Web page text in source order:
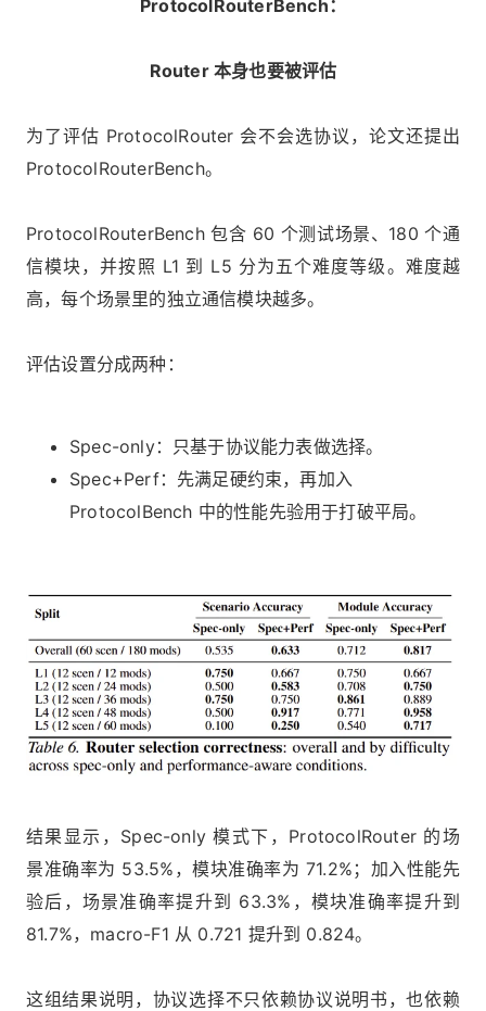
ProtocolRouterBench：
Router 本身也要被评估
为了评估 ProtocolRouter 会不会选协议，论文还提出
ProtocolRouterBench。
ProtocolRouterBench 包含 60 个测试场景、180 个通
信模块，并按照 L1 到 L5 分为五个难度等级。难度越
高，每个场景里的独立通信模块越多。
评估设置分成两种：
Spec-only：只基于协议能力表做选择。
Spec+Perf：先满足硬约束，再加入
ProtocolBench 中的性能先验用于打破平局。
结果显示，Spec-only 模式下，ProtocolRouter 的场
景准确率为 53.5%，模块准确率为 71.2%；加入性能先
验后，场景准确率提升到 63.3%，模块准确率提升到
81.7%，macro-F1 从 0.721 提升到 0.824。
这组结果说明，协议选择不只依赖协议说明书，也依赖